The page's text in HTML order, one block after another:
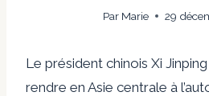
Par Marie 29
Le président chinois Xi
rendre en Asie centrale à